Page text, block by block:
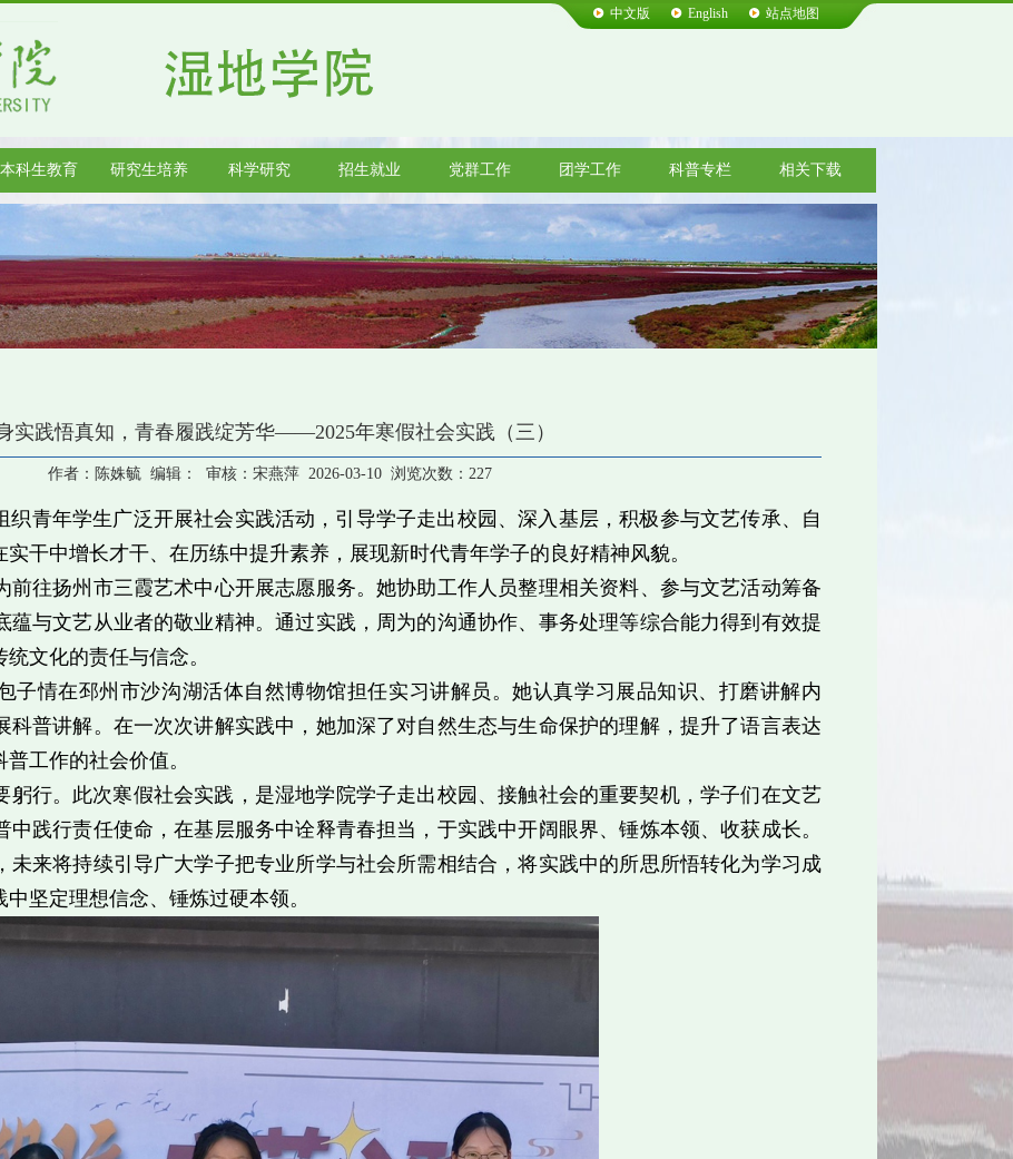
中文版 English 站点地图
本科生教育 研究生培养 科学研究 招生就业 党群工作 团学工作 科普专栏 相关下载
实践悟真知，青春履践绽芳华——2025年寒假社会实践（三）
作者：陈姝毓 编辑： 审核：宋燕萍 2026-03-10 浏览次数： 227
织青年学生广泛开展社会实践活动，引导学子走出校园、深入基层，积极参与文艺传承、自
干中增长才干、在历练中提升素养，展现新时代青年学子的良好精神风貌。
前往扬州市三霞艺术中心开展志愿服务。她协助工作人员整理相关资料、参与文艺活动筹备
蕴与文艺从业者的敬业精神。通过实践，周为的沟通协作、事务处理等综合能力得到有效提
文化的责任与信念。
子情在邳州市沙沟湖活体自然博物馆担任实习讲解员。她认真学习展品知识、打磨讲解内
科普讲解。在一次次讲解实践中，她加深了对自然生态与生命保护的理解，提升了语言表达
工作的社会价值。
躬行。此次寒假社会实践，是湿地学院学子走出校园、接触社会的重要契机，学子们在文艺
践行责任使命，在基层服务中诠释青春担当，于实践中开阔眼界、锤炼本领、收获成长。
未来将持续引导广大学子把专业所学与社会所需相结合，将实践中的所思所悟转化为学习成
坚定理想信念、锤炼过硬本领。